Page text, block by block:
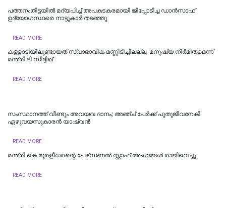
പത്തനംതിട്ടയിൽ മദ്യപിച്ച് അപകടകരമായി ജീപ്പോടിച്ച ഡാൻസാഫ്
ഉദ്യോഗസ്ഥരെ നാട്ടുകാർ തടഞ്ഞു
READ MORE
കള്ളാടിയിലുണ്ടായത് സ്വാഭാവിക മണ്ണിടിച്ചിലല്ല, മനുഷ്യ നിർമിതമെന്ന്
മന്ത്രി ടി സിദ്ദിഖ്
READ MORE
സംസ്ഥാനത്ത് വീണ്ടും അവയവ ദാനം; അഞ്ച് പേർക്ക് പുതുജീവനേകി
ഏഴുവയസുകാരൻ യാഷ്വന്‍
READ MORE
മന്ത്രി കെ മുരളീധരന്റെ പേഴ്‌സണൽ സ്റ്റാഫ് അംഗങ്ങൾ രാജിവെച്ചു
READ MORE